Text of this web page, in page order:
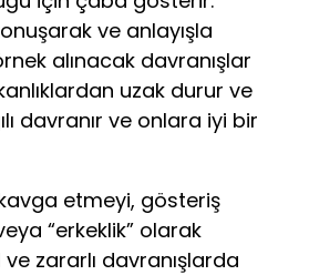
ve anlayışla
alınacak davranışlar
uzak durur ve
davranır ve onlara iyi bir
etmeyi, gösteriş
“erkeklik” olarak
ve zararlı davranışlarda